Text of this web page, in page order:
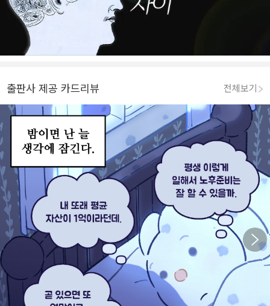
출판사 제공 카드리뷰 전체보기